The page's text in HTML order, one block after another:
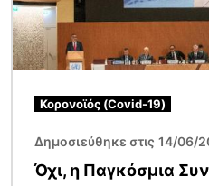
Κορονοϊός (Covid-19)
Δημοσιεύθηκε στις 14/06/
Όχι, η Παγκόσμια